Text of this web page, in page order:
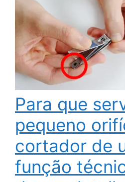
Para que
pequeno
cortador de
função